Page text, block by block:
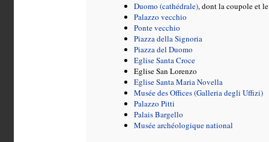
Duomo (cathédrale), dont la coupole et
Palazzo vecchio
Ponte vecchio
Piazza della Signoria
Piazza del Duomo
Eglise Santa Croce
Eglise San Lorenzo
Eglise Santa Maria Novella
Musée des Offices (Galleria degli Uffizi)
Palazzo Pitti
Palais Bargello
Musée archéologique national